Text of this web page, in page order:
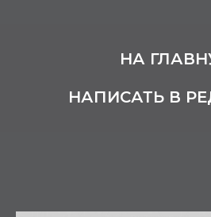
НА
НАПИСАТЬ В